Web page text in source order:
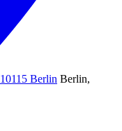
Berlin Berlin,